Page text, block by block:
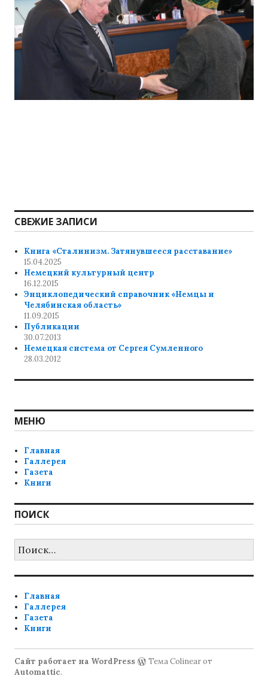
СВЕЖИЕ ЗАПИСИ
Книга «Сталинизм. Затянувшееся расставание»
15.04.2025
Немецкий культурный центр
16.12.2015
Энциклопедический справочник «Немцы и
Челябинская область»
11.09.2015
Публикации
30.07.2013
Немецкая система от Сергея Сумленного
28.03.2012
МЕНЮ
Главная
Галлерея
Газета
Книги
ПОИСК
Главная
Галлерея
Газета
Книги
Сайт работает на WordPress
Тема Colinear от
Automattic.